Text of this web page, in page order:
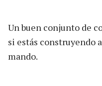
Un buen conjunto de
si estás construyendo
mando.